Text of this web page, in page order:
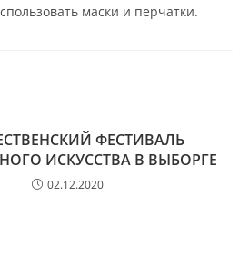
маски и перчатки.
ФЕСТИВАЛЬ
ИСКУССТВА В ВЫБОРГЕ
02.12.2020